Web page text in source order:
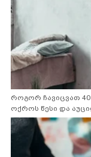
როგორ ჩავიცვათ 40
ოქროს წესი და